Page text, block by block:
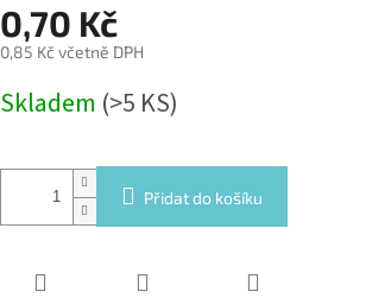
0,70 Kč
0,85 Kč včetně DPH
cena:
Skladem (>5 KS)
Přidat do košíku